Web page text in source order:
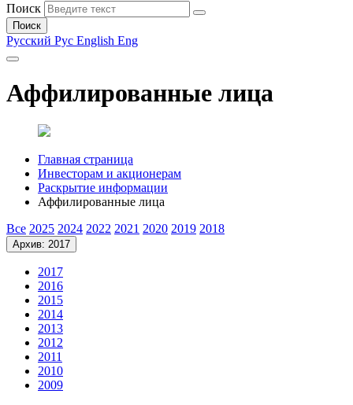
Поиск
Поиск
Русский Рус English Eng
Аффилированные лица
Главная страница
Инвесторам и акционерам
Раскрытие информации
Аффилированные лица
Все 2025 2024 2022 2021 2020 2019 2018
Архив: 2017
2017
2016
2015
2014
2013
2012
2011
2010
2009